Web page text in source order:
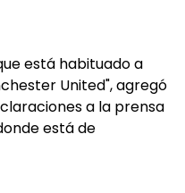
está habituado a
United", agregó
a la prensa
está de